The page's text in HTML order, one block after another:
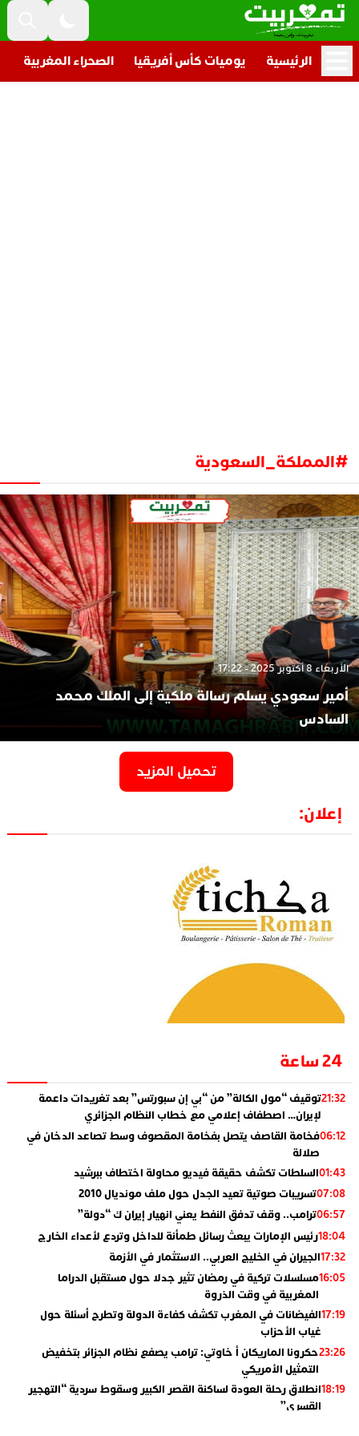
الرئيسية يوميات كأس أفريقيا الصحراء المغربية
#المملكة_السعودية
الأربعاء 8 أكتوبر 2025 - 17:22
أمير سعودي يسلم رسالة ملكية إلى الملك محمد
السادس
تحميل المزيد
إعلان:
24 ساعة
21:32توقيف “مول الكالة” من “بي إن سبورتس” بعد تغريدات داعمة
لإيران… اصطفاف إعلامي مع خطاب النظام الجزائري
06:12فخامة القاصف يتصل بفخامة المقصوف وسط تصاعد الدخان في
صلالة
01:43السلطات تكشف حقيقة فيديو محاولة اختطاف ببرشيد
07:08تسريبات صوتية تعيد الجدل حول ملف مونديال 2010
06:57ترامب.. وقف تدفق النفط يعني انهيار إيران ك “دولة”
18:04رئيس الإمارات يبعث رسائل طمأنة للداخل وتردع لأعداء الخارج
17:32الجيران في الخليج العربي.. الاستثمار في الأزمة
16:05مسلسلات تركية في رمضان تثير جدلا حول مستقبل الدراما
المغربية في وقت الذروة
17:19الفيضانات في المغرب تكشف كفاءة الدولة وتطرح أسئلة حول
غياب الأحزاب
23:26حكرونا الماريكان أ خاوتي: ترامب يصفع نظام الجزائر بتخفيض
التمثيل الأمريكي
18:19انطلاق رحلة العودة لساكنة القصر الكبير وسقوط سردية “التهجير
القسري”